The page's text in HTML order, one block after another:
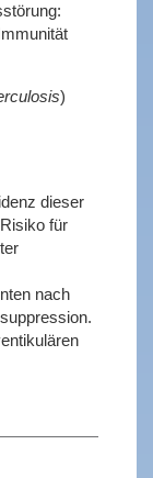
)
dieser
für
nach